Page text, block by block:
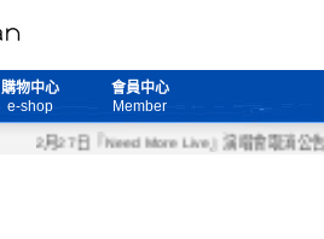
購物中心
e-shop
會員中心
Member
2月27日『Need More Live』演唱會取消公告